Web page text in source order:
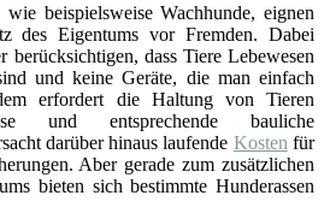
beispielsweise Wachhunde, eignen
des Eigentums vor Fremden. Dabei
berücksichtigen, dass Tiere Lebewesen
und keine Geräte, die man einfach
erfordert die Haltung von Tieren
und entsprechende bauliche
darüber hinaus laufende Kosten für
Aber gerade zum zusätzlichen
bieten sich bestimmte Hunderassen